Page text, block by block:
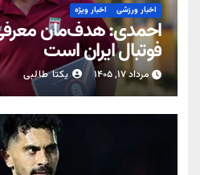
اخبار ورزشی اخبار ویژه
احمدی: هدف‌مان
فوتبال ایران است
مرداد ۱۷, ۱۴۰۵ یکتا طالبی